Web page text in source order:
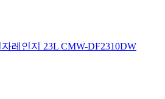
레인지 23L CMW-DF2310DW